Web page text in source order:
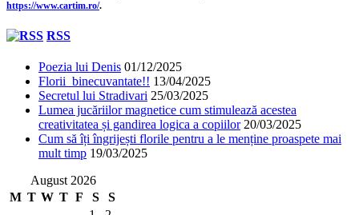
https://www.cartim.ro/.
RSS
Poezia lui Denis 01/12/2025
Florii binecuvantate!! 13/04/2025
Secretul lui Stradivari 25/03/2025
Lumea jucăriilor magnetice cum stimulează acestea
creativitatea și gandirea logica a copiilor 20/03/2025
Cum să îți îngrijești florile pentru a le menține proaspete mai
mult timp 19/03/2025
August 2026
M T W T F S
S